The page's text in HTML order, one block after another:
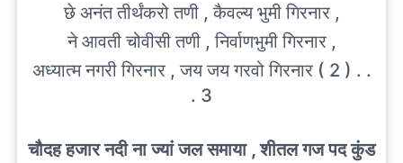
छे अनंत तीर्थंकरो तणी , कैवल्य भुमी गिरनार ,
ने आवती चोवीसी तणी , निर्वाणभुमी गिरनार ,
अध्यात्म नगरी गिरनार , जय जय गरवो गिरनार ( 2 ) . .
. 3
चौदह हजार नदी ना ज्यां जल समाया , शीतल गज पद कुंड